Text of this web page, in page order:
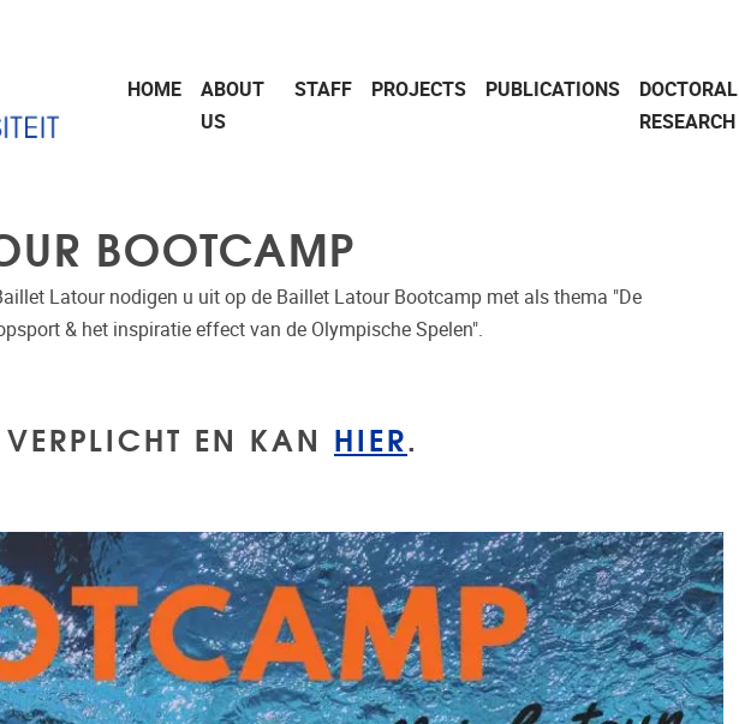
HOME
ABOUT
US
STAFF PROJECTS PUBLICATIONS
DOCTORAL
RESEARCH
BOOTCAMP
Latour nodigen u uit op de Baillet Latour Bootcamp met als thema "De
& het inspiratie effect van de Olympische Spelen".
EN KAN HIER.